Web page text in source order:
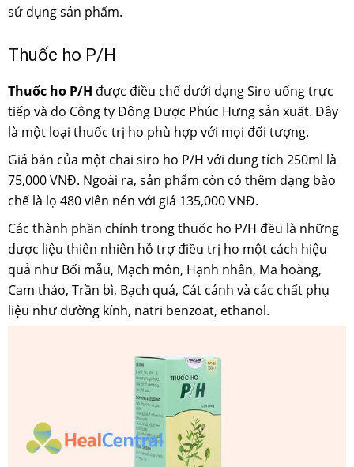
sử dụng sản phẩm.
Thuốc ho P/H
Thuốc ho P/H được điều chế dưới dạng Siro uống trực
tiếp và do Công ty Đông Dược Phúc Hưng sản xuất. Đây
là một loại thuốc trị ho phù hợp với mọi đối tượng.
Giá bán của một chai siro ho P/H với dung tích 250ml là
75,000 VNĐ. Ngoài ra, sản phẩm còn có thêm dạng bào
chế là lọ 480 viên nén với giá 135,000 VNĐ.
Các thành phần chính trong thuốc ho P/H đều là những
dược liệu thiên nhiên hỗ trợ điều trị ho một cách hiệu
quả như Bối mẫu, Mạch môn, Hạnh nhân, Ma hoàng,
Cam thảo, Trần bì, Bạch quả, Cát cánh và các chất phụ
liệu như đường kính, natri benzoat, ethanol.